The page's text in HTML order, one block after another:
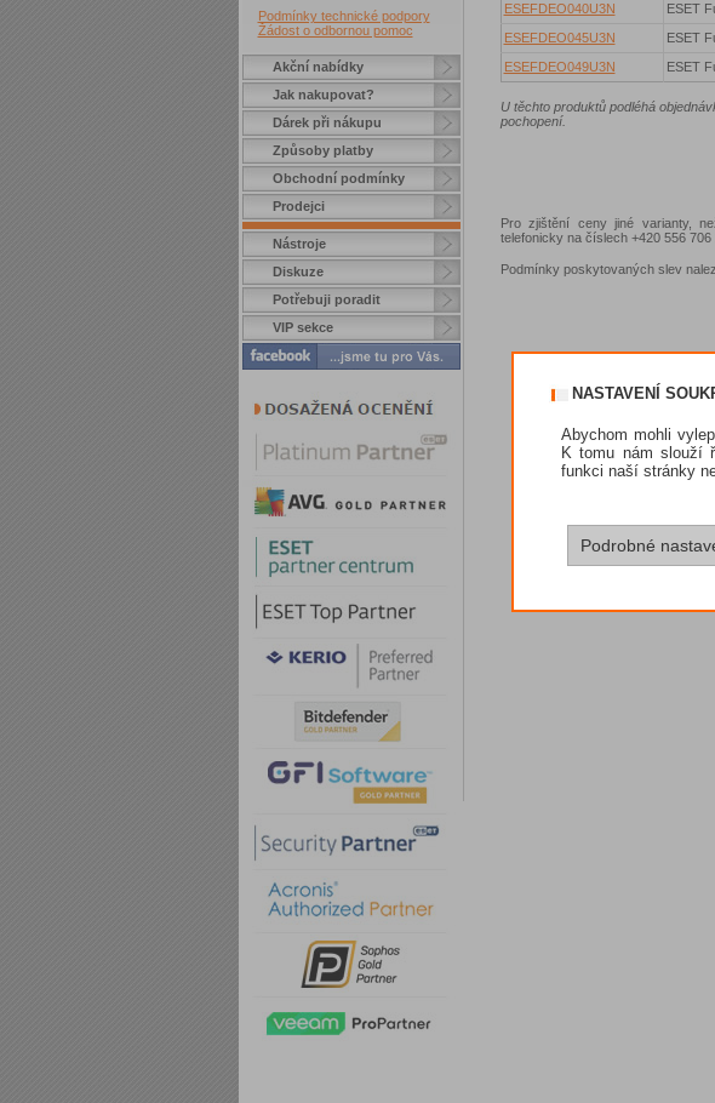
Podmínky technické podpory
Žádost o odbornou pomoc
Akční nabídky
Jak nakupovat?
Dárek při nákupu
Způsoby platby
Obchodní podmínky
Prodejci
Nástroje
Diskuze
Potřebuji poradit
VIP sekce
ESEFDEO040U3N
ESET
ESEFDEO045U3N
ESET
ESEFDEO049U3N
ESET
U těchto produktů podléhá
pochopení.
Pro zjištění ceny jiné varianty,
telefonicky na číslech +420 556
Podmínky poskytovaných slev
NASTAVENÍ
Abychom mohli
K tomu nám slouží
funkci naší stránky
Podrobné